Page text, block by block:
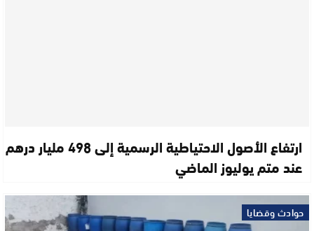
ارتفاع الأصول الاحتياطية الرسمية إلى 498 مليار درهم
عند متم يوليوز الماضي
حوادث وقضايا